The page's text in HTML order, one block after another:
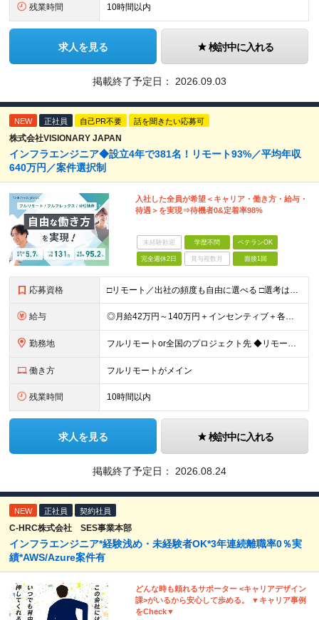
残業時間 10時間以内
求人を見る 検討中に入れる
掲載終了予定日： 2026.09.03
NEW 正社員 自己PR不要 話を聞きたい応募可
株式会社VISIONARY JAPAN
インフラエンジニア◆設立4年で381名！リモート93%／平均年収
640万円／案件選択制
入社した全員が希望＜キャリア・働き方・給与・
待遇＞を実現⇒待機者0&定着率98%
未経験歓迎 学歴不問 ベテランOK
完全週休2日 賞与複数月 面接1回
応募資格 □リモート／出社の頻度も自由に選べる □選考は役員とWeb面談1回のみ □学歴不問／第二新卒歓迎／ブランクOK 【応募条件】 ◎インフラエンジニアの実務経験1年以上をお持ちの方 └運用・監視だけの方
給与 ◎月給42万円～140万円＋インセンティブ＋各種手当 ・エンジニア平均年収640万円 ・入社したエンジニア全員年収UP！平均180万円UP！ ・還元率80~95%！平均還元率86.9% ・単価連動型⇒
勤務地 フルリモートor全国のプロジェクト先 ◆リモート実施率93%（リモート／出社の頻度も自分で選べる） ◆UIターン歓迎！転勤なし ※(変更の範囲)上記を除く当社関連勤務地 ＼独立した評価機関による評価
働き方 フルリモートがメイン
残業時間 10時間以内
求人を見る 検討中に入れる
掲載終了予定日： 2026.08.24
NEW 正社員 契約社員
C-HRC株式会社 SES事業本部
インフラエンジニア*経験浅め・未経験者OK*3年連続離職率0％実
績*AWS/Azure案件有
どんな時も頼れるサポーター <キャリアデザイン
課>がいるから安心して歩める。 ▼キャリア事例
をCheck▼